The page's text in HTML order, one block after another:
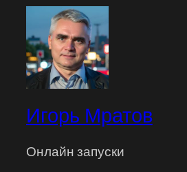
Игорь Мратов
Онлайн запуски